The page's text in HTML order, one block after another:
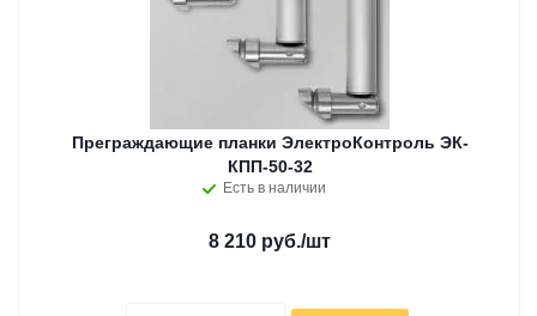
Преграждающие планки ЭлектроКонтроль ЭК-
КПП-50-32
Есть в наличии
8 210 руб./шт